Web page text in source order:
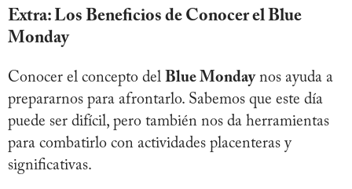
Extra: Los Beneficios de Conocer el Blue
Monday
Conocer el concepto del Blue Mondaynos ayuda a
prepararnos para afrontarlo. Sabemos que este día
puede ser difícil, pero también nos da herramientas
para combatirlo con actividades placenteras y
significativas.